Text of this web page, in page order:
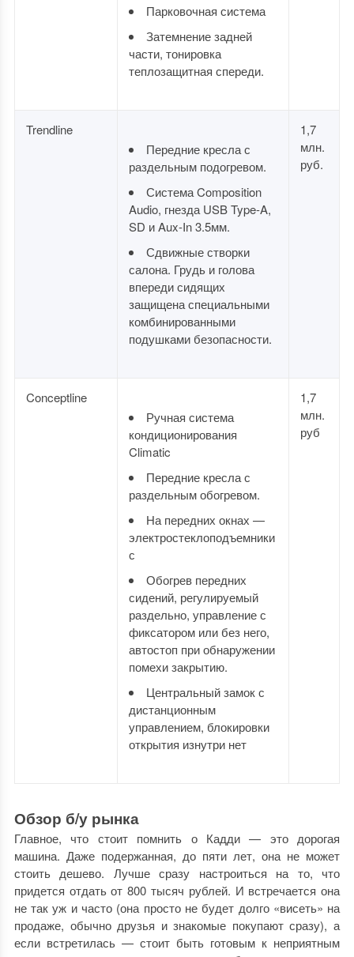
Парковочная система
Затемнение задней
части, тонировка
теплозащитная спереди.
Trendline
Передние кресла с
раздельным подогревом.
Система Composition
Audio, гнезда USB Type-A,
SD и Aux-In 3.5мм.
Сдвижные створки
салона. Грудь и голова
впереди сидящих
защищена специальными
комбинированными
подушками безопасности.
1,7
млн.
руб.
Conceptline
Ручная система
кондиционирования
Climatic
Передние кресла с
раздельным обогревом.
На передних окнах —
электростеклоподъемники
с
Обогрев передних
сидений, регулируемый
раздельно, управление с
фиксатором или без него,
автостоп при обнаружении
помехи закрытию.
Центральный замок с
дистанционным
управлением, блокировки
открытия изнутри нет
1,7
млн.
руб
Обзор б/у рынка
Главное, что стоит помнить о Кадди — это дорогая
машина. Даже подержанная, до пяти лет, она не может
стоить дешево. Лучше сразу настроиться на то, что
придется отдать от 800 тысяч рублей. И встречается она
не так уж и часто (она просто не будет долго «висеть» на
продаже, обычно друзья и знакомые покупают сразу), а
если встретилась — стоит быть готовым к неприятным